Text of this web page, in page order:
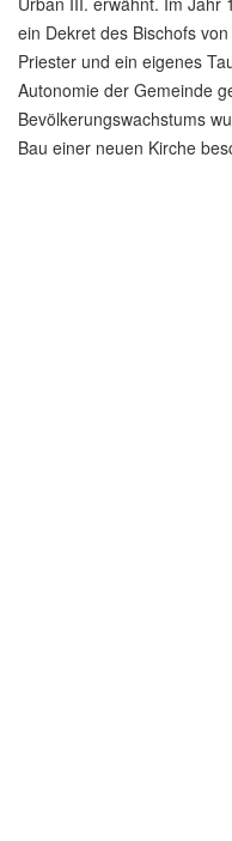
ein Dekret des Bischofs
Priester und ein eigenes
Autonomie der Gemeinde
Bevölkerungswachstums
Bau einer neuen Kirche